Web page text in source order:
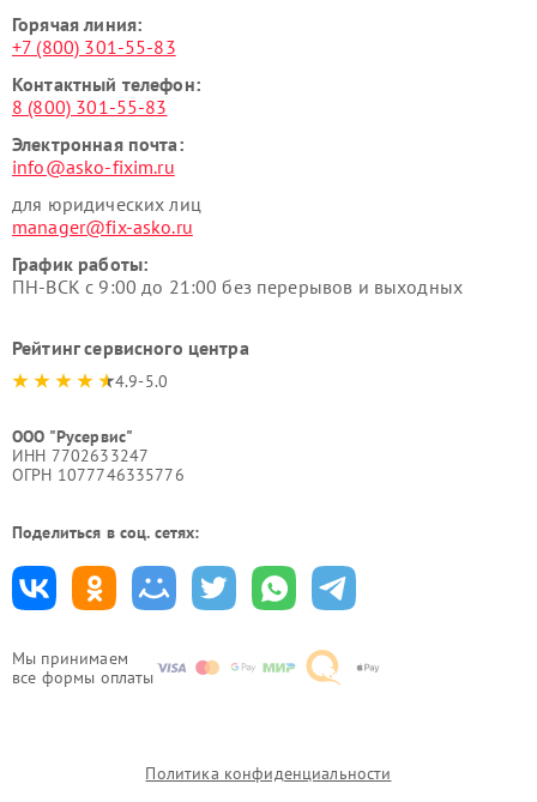
Мы принимаем
все формы оплаты
Горячая линия:
+7 (800) 301-55-83
Контактный телефон:
8 (800) 301-55-83
Электронная почта:
info@asko-fixim.ru
для юридических лиц
manager@fix-asko.ru
График работы:
ПН-ВСК с 9:00 до 21:00 без перерывов и выходных
Рейтинг сервисного центра
4.9-5.0
ООО "Русервис"
ИНН 7702633247
ОГРН 1077746335776
Поделиться в соц. сетях:
Политика конфиденциальности